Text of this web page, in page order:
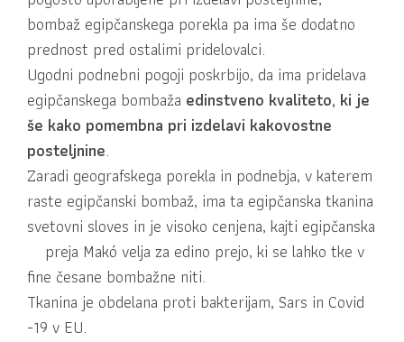
bombaž egipčanskega porekla pa ima še dodatno
prednost pred ostalimi pridelovalci.
Ugodni podnebni pogoji poskrbijo, da ima pridelava
egipčanskega bombaža edinstveno kvaliteto, ki je
še kako pomembna pri izdelavi kakovostne
posteljnine.
Zaradi geografskega porekla in podnebja, v katerem
raste egipčanski bombaž, ima ta egipčanska tkanina
svetovni sloves in je visoko cenjena, kajti egipčanska
preja Makó velja za edino prejo, ki se lahko tke v
fine česane bombažne niti.
Tkanina je obdelana proti bakterijam, Sars in Covid
-19 v EU.